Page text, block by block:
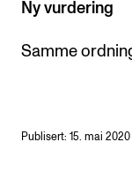
Ny vurdering
Samme
Publisert: 15. mai